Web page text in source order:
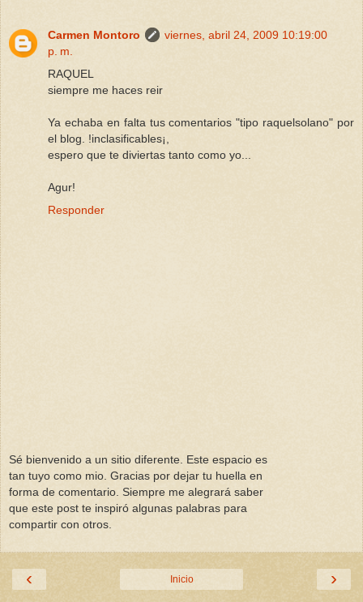
Carmen Montoro
viernes, abril 24, 2009 10:19:00
p. m.
RAQUEL
siempre me haces reir
Ya echaba en falta tus comentarios "tipo raquelsolano" por
el blog. !inclasificables¡,
espero que te diviertas tanto como yo...
Agur!
Responder
Sé bienvenido a un sitio diferente. Este espacio es
tan tuyo como mio. Gracias por dejar tu huella en
forma de comentario. Siempre me alegrará saber
que este post te inspiró algunas palabras para
compartir con otros.
‹ ›
Inicio